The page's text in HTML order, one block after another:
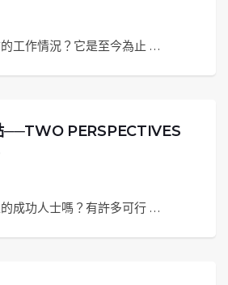
工作情況？它是至今為止 …
──TWO PERSPECTIVES
成功人士嗎？有許多可行 …